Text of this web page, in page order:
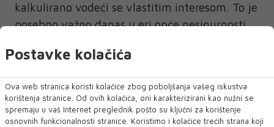
kalkulirano vodeći se vlastitim interesom. To je
posebno važno danas u eri opće nesigurnosti,
uvijek igra na sigurnu kartu, na sigurnost,
sigurne plaće, mirovine.
Hoću reći da to što će Čovića nazvati
kandidatom JNA neće dovesti niti jednog
Postavke kolačića
Ova web stranica koristi kolačiće zbog poboljšanja vašeg iskustva
korištenja stranice. Od ovih kolačića, oni karakterizirani kao nužni se
spremaju u vaš Internet preglednik pošto su ključni za korištenje
osnovnih funkcionalnosti stranice. Koristimo i kolačiće trećih strana koji